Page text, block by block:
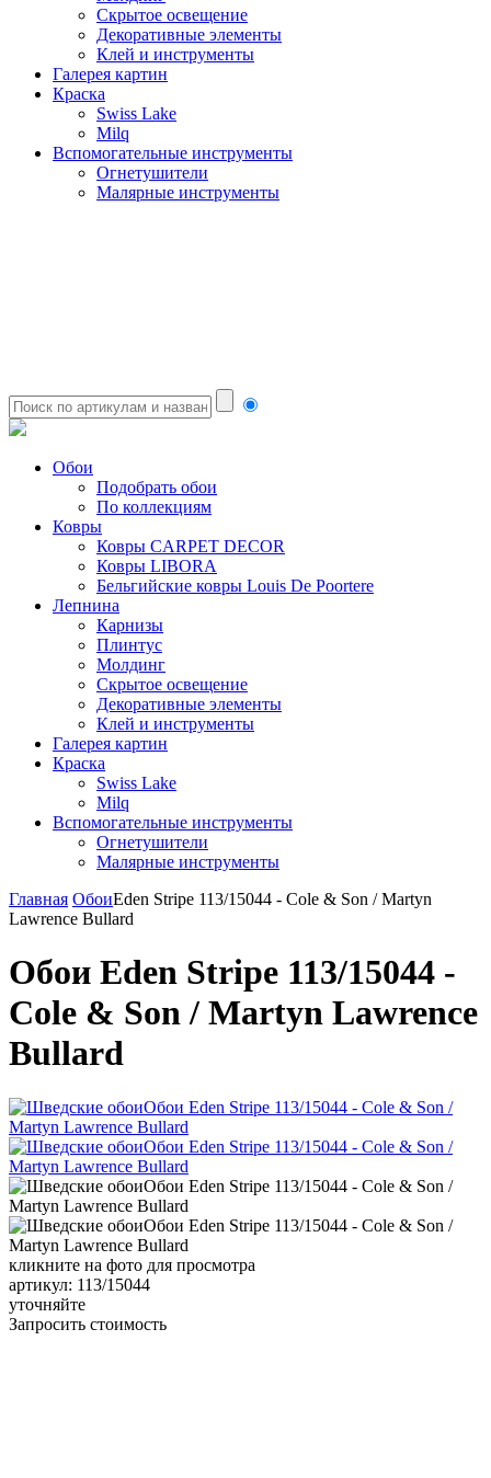
Скрытое освещение
Декоративные элементы
Клей и инструменты
Галерея картин
Краска
Swiss Lake
Milq
Вспомогательные инструменты
Огнетушители
Малярные инструменты
Обои
Подобрать обои
По коллекциям
Ковры
Ковры CARPET DECOR
Ковры LIBORA
Бельгийские ковры Louis De Poortere
Лепнина
Карнизы
Плинтус
Молдинг
Скрытое освещение
Декоративные элементы
Клей и инструменты
Галерея картин
Краска
Swiss Lake
Milq
Вспомогательные инструменты
Огнетушители
Малярные инструменты
Главная ОбоиEden Stripe 113/15044 - Cole & Son / Martyn
Lawrence Bullard
Обои Eden Stripe 113/15044 -
Cole & Son / Martyn Lawrence
Bullard
кликните на фото для просмотра
артикул: 113/15044
уточняйте
Запросить стоимость